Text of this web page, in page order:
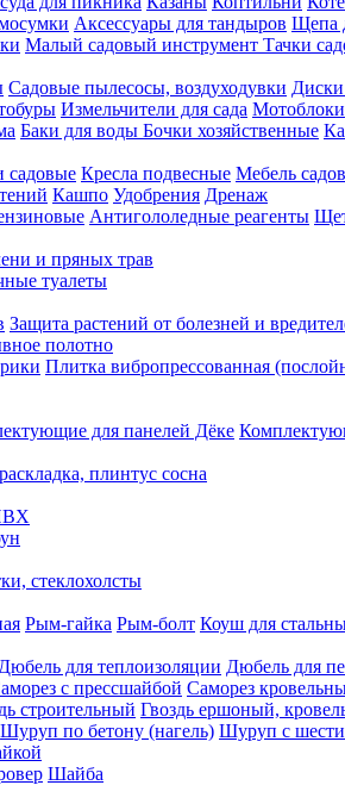
Аксессуары для тандыров Щепа
Малый садовый инструмент Тачки
Садовые пылесосы, воздуходувки
Измельчители для сада Мотоблоки
Баки для воды Бочки хозяйственные
садовые Кресла подвесные Мебель
Кашпо Удобрения Дренаж
Антигололедные реагенты
и пряных трав
туалеты
Защита растений от болезней и
полотно
Плитка вибропрессованная
для панелей Дёке
плинтус сосна
стеклохолсты
Рым-гайка Рым-болт Коуш для
Дюбель для теплоизоляции Дюбель для
с прессшайбой Саморез
строительный Гвоздь ершоный,
Шуруп по бетону (нагель) Шуруп с
Шайба